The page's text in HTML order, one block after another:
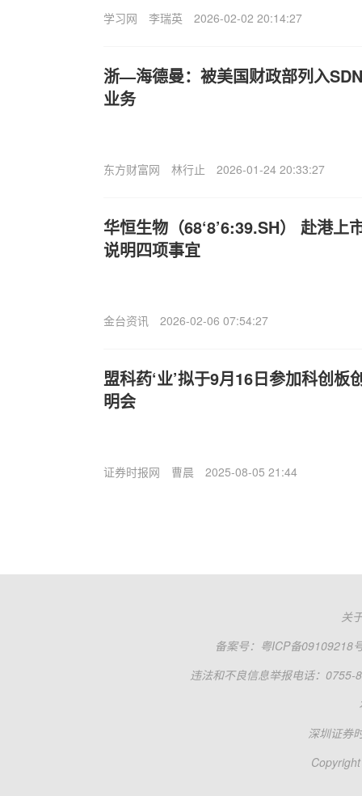
学习网 李瑞英 2026-02-02 20:14:27
浙—海德曼：被美国财政部列入
业务
东方财富网 林行止 2026-01-24 20:33:27
华恒生物（68‘8’6:39.SH） 赴港上
说明四项事宜
金台资讯 2026-02-06 07:54:27
盟科药‘业’拟于9月16日参加科创板
明会
证券时报网 曹晨 2025-08-05 21:44
关
备案号： 粤ICP备09109218
违法和不良信息举报电话：0755-
深圳证券